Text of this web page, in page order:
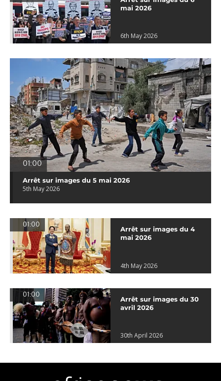
mai 2026
6th May 2026
01:00
Arrêt sur images du 5 mai 2026
5th May 2026
01:00
Arrêt sur images du 4
mai 2026
4th May 2026
01:00
Arrêt sur images du 30
avril 2026
30th April 2026